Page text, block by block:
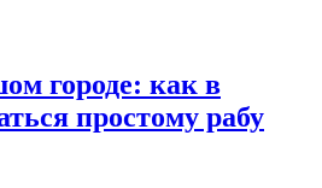
городе: как в
простому рабу